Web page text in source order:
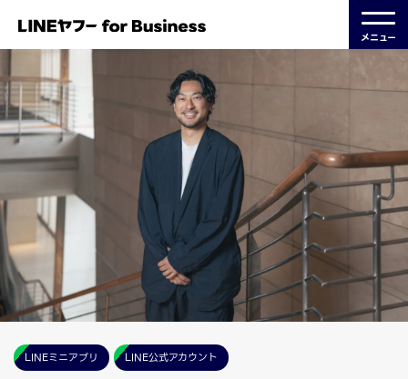
メニュー
LINEミニアプリ LINE公式アカウント